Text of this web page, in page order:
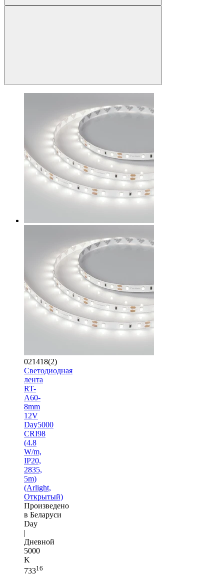
021418(2)
Светодиодная
лента
RT-
A60-
8mm
12V
Day5000
CRI98
(4.8
W/m,
IP20,
2835,
5m)
(Arlight,
Открытый)
Произведено
в Беларуси
Day
|
Дневной
5000
K
73316